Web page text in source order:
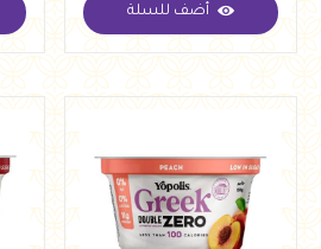
جنيه
أضف للسلة
جنيه